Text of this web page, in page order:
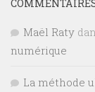
Maël Raty
numérique
La méthode